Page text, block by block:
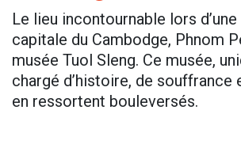
Le lieu incontournable lors
capitale du Cambodge, Phnom
musée Tuol Sleng. Ce musée,
chargé d’histoire, de souffrance
en ressortent bouleversés.